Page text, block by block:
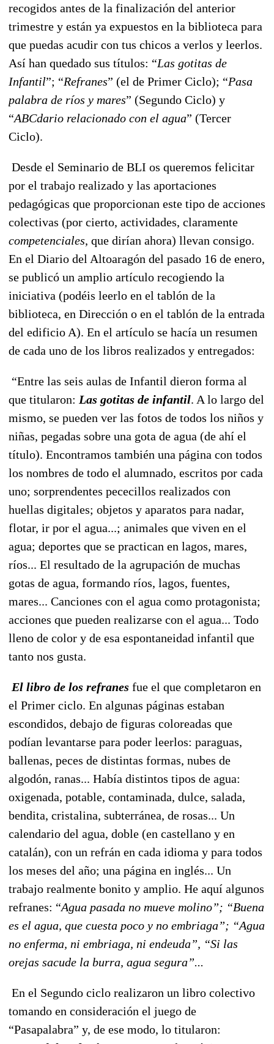
recogidos antes de la finalización del anterior
trimestre y están ya expuestos en la biblioteca para
que puedas acudir con tus chicos a verlos y leerlos.
Así han quedado sus títulos: “Las gotitas de
Infantil”; “Refranes” (el de Primer Ciclo); “Pasa
palabra de ríos y mares” (Segundo Ciclo) y
“ABCdario relacionado con el agua” (Tercer
Ciclo).
Desde el Seminario de BLI os queremos felicitar
por el trabajo realizado y las aportaciones
pedagógicas que proporcionan este tipo de acciones
colectivas (por cierto, actividades, claramente
competenciales, que dirían ahora) llevan consigo.
En el Diario del Altoaragón del pasado 16 de enero,
se publicó un amplio artículo recogiendo la
iniciativa (podéis leerlo en el tablón de la
biblioteca, en Dirección o en el tablón de la entrada
del edificio A). En el artículo se hacía un resumen
de cada uno de los libros realizados y entregados:
“Entre las seis aulas de Infantil dieron forma al
que titularon: Las gotitas de infantil. A lo largo del
mismo, se pueden ver las fotos de todos los niños y
niñas, pegadas sobre una gota de agua (de ahí el
título). Encontramos también una página con todos
los nombres de todo el alumnado, escritos por cada
uno; sorprendentes pececillos realizados con
huellas digitales; objetos y aparatos para nadar,
flotar, ir por el agua...; animales que viven en el
agua; deportes que se practican en lagos, mares,
ríos... El resultado de la agrupación de muchas
gotas de agua, formando ríos, lagos, fuentes,
mares... Canciones con el agua como protagonista;
acciones que pueden realizarse con el agua... Todo
lleno de color y de esa espontaneidad infantil que
tanto nos gusta.
El libro de los refranes fue el que completaron en
el Primer ciclo. En algunas páginas estaban
escondidos, debajo de figuras coloreadas que
podían levantarse para poder leerlos: paraguas,
ballenas, peces de distintas formas, nubes de
algodón, ranas... Había distintos tipos de agua:
oxigenada, potable, contaminada, dulce, salada,
bendita, cristalina, subterránea, de rosas... Un
calendario del agua, doble (en castellano y en
catalán), con un refrán en cada idioma y para todos
los meses del año; una página en inglés... Un
trabajo realmente bonito y amplio. He aquí algunos
refranes: “Agua pasada no mueve molino”; “Buena
es el agua, que cuesta poco y no embriaga”; “Agua
no enferma, ni embriaga, ni endeuda”, “Si las
orejas sacude la burra, agua segura”...
En el Segundo ciclo realizaron un libro colectivo
tomando en consideración el juego de
“Pasapalabra” y, de ese modo, lo titularon: